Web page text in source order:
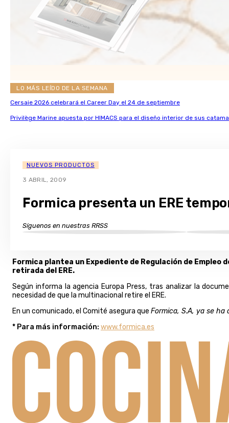
LO MÁS LEÍDO DE LA SEMANA
Cersaie 2026 celebrará el Career Day el 24 de septiembre
Privilège Marine apuesta por HIMACS para el diseño interior de sus
NUEVOS PRODUCTOS
3 ABRIL, 2009
Formica presenta un ERE
Síguenos en nuestras RRSS
Formica plantea un Expediente de Regulación de
retirada del ERE.
Según informa la agencia Europa Press, tras analizar la
necesidad de que la multinacional retire el ERE.
En un comunicado, el Comité asegura que Formica, S.A, ya se ha
* Para más información: www.formica.es